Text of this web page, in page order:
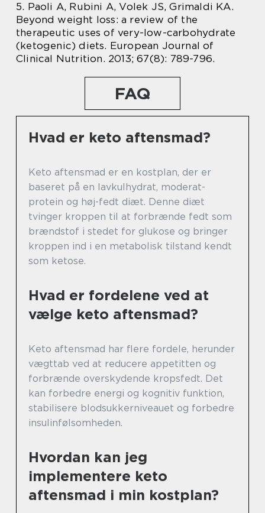
5. Paoli A, Rubini A, Volek JS, Grimaldi KA.
Beyond weight loss: a review of the
therapeutic uses of very-low-carbohydrate
(ketogenic) diets. European Journal of
Clinical Nutrition. 2013; 67(8): 789-796.
FAQ
Hvad er keto aftensmad?
Keto aftensmad er en kostplan, der er
baseret på en lavkulhydrat, moderat-
protein og høj-fedt diæt. Denne diæt
tvinger kroppen til at forbrænde fedt som
brændstof i stedet for glukose og bringer
kroppen ind i en metabolisk tilstand kendt
som ketose.
Hvad er fordelene ved at
vælge keto aftensmad?
Keto aftensmad har flere fordele, herunder
vægttab ved at reducere appetitten og
forbrænde overskydende kropsfedt. Det
kan forbedre energi og kognitiv funktion,
stabilisere blodsukkerniveauet og forbedre
insulinfølsomheden.
Hvordan kan jeg
implementere keto
aftensmad i min kostplan?